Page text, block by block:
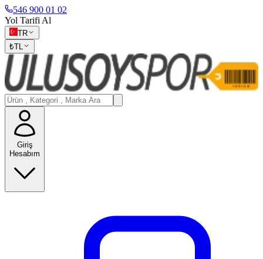
546 900 01 02
Yol Tarifi Al
TR
₺TL
Giriş
Hesabım